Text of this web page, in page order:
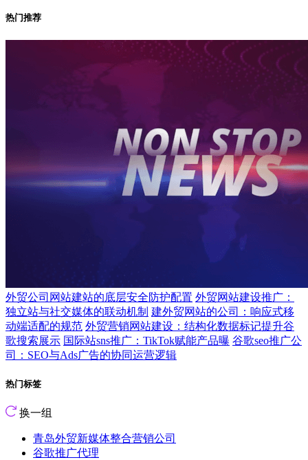
热门推荐
外贸公司网站建站的底层安全防护配置 外贸网站建设推广：
独立站与社交媒体的联动机制 建外贸网站的公司：响应式移
动端适配的规范 外贸营销网站建设：结构化数据标记提升谷
歌搜索展示 国际站sns推广：TikTok赋能产品曝 谷歌seo推广公
司：SEO与Ads广告的协同运营逻辑
热门标签
换一组
青岛外贸新媒体整合营销公司
谷歌推广代理